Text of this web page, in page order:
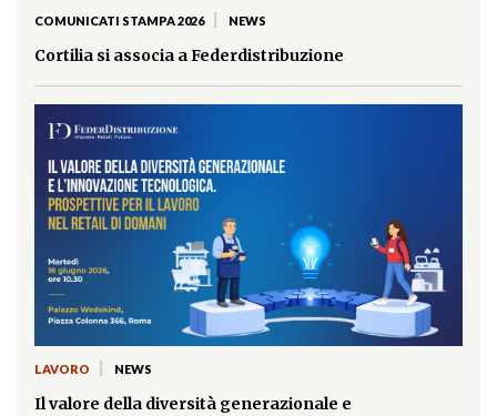
COMUNICATI STAMPA 2026 NEWS
Cortilia si associa a Federdistribuzione
LAVORO NEWS
Il valore della diversità generazionale e